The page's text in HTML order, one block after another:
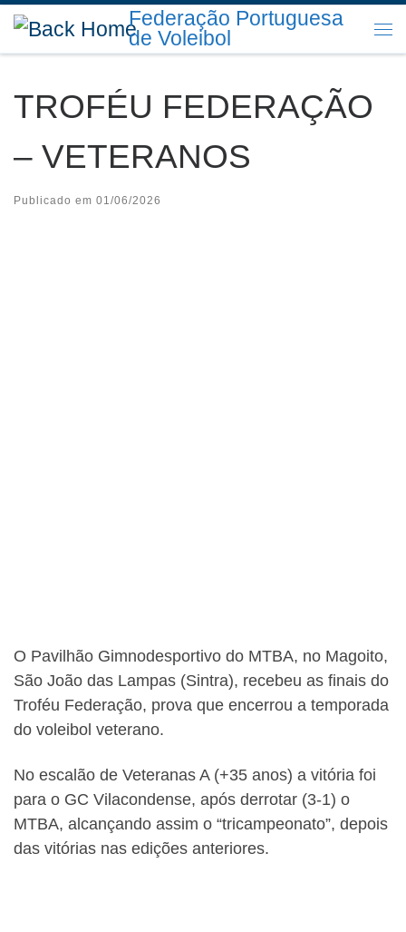
Skip to content Federação Portuguesa
de Voleibol
TROFÉU FEDERAÇÃO
– VETERANOS
Publicado em 01/06/2026
O Pavilhão Gimnodesportivo do MTBA, no Magoito,
São João das Lampas (Sintra), recebeu as finais do
Troféu Federação, prova que encerrou a temporada
do voleibol veterano.
No escalão de Veteranas A (+35 anos) a vitória foi
para o GC Vilacondense, após derrotar (3-1) o
MTBA, alcançando assim o “tricampeonato”, depois
das vitórias nas edições anteriores.